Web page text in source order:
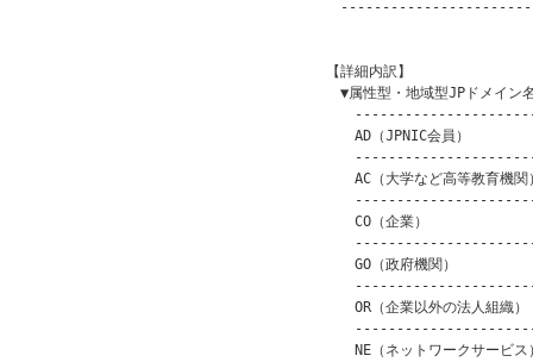
【詳細内訳】
▼属性型・地域型JPドメイン
AD（JPNIC会員）　　　
AC（大学など高等教育機関
CO（企業）　　　　　　　
GO（政府機関）　　　　
OR（企業以外の法人組織）
NE（ネットワークサービス